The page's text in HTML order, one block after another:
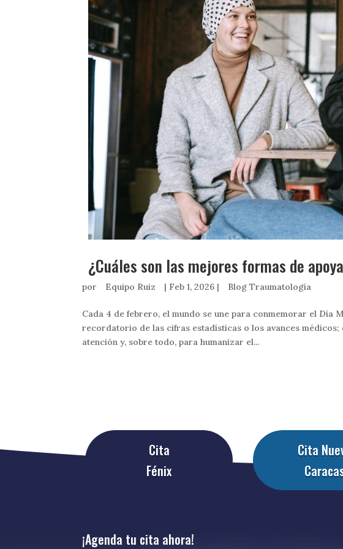
¿Cuáles son las mejores formas de
por Equipo Ruiz | Feb 1, 2026 | Blog Traumatología
Cada 4 de febrero, el mundo se une para conmemorar el Día
recordatorio de las cifras estadísticas o los avances
atención y, sobre todo, para humanizar el...
Cita
Fénix
Cita
¡Agenda tu cita ahora!